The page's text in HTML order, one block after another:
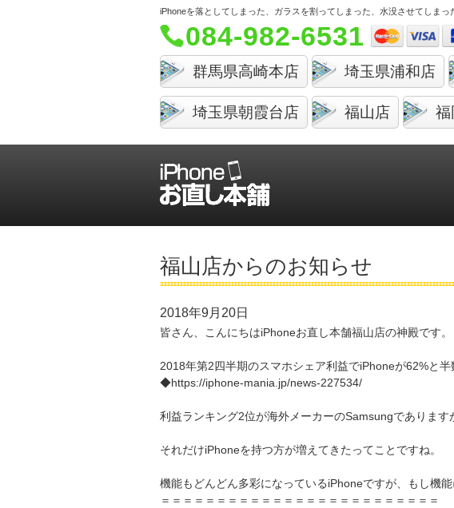
iPhoneを落としてしまった、ガラスを割ってしまった、水没させてしまっ
084-982-6531
群馬県高崎本店 埼玉県浦和店
埼玉県朝霞台店 福山店 福
福山店からのお知らせ
2018年9月20日
皆さん、こんにちはiPhoneお直し本舗福山店の神殿です。
2018年第2四半期のスマホシェア利益でiPhoneが62%と
◆https://iphone-mania.jp/news-227534/
利益ランキング2位が海外メーカーのSamsungであります
それだけiPhoneを持つ方が増えてきたってことですね。
機能もどんどん多彩になっているiPhoneですが、もし機
＝＝＝＝＝＝＝＝＝＝＝＝＝＝＝＝＝＝＝＝＝＝＝＝＝